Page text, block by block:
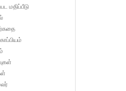
மதிப்பீடு